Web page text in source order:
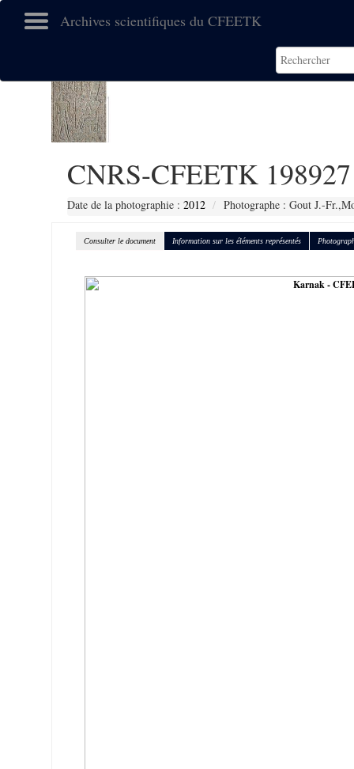
Archives scientifiques du CFEETK
CNRS-CFEETK 198927
Date de la photographie : 2012 Photographe : Gout J.-
Consulter le document Information sur les éléments représentés